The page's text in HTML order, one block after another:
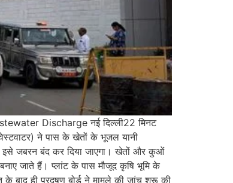
Discharge नई दिल्ली22 मिनट
ने पास के खेतों के भूजल यानी
इसे जबरन बंद कर दिया जाएगा। खेतों और कुओं
जाते हैं। प्लांट के पास मौजूद कृषि भूमि के
बाद ही प्रदूषण बोर्ड ने मामले की जांच शुरू की